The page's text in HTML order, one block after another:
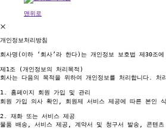
맨위로
개인정보처리방침
회사명(이하 ‘회사’라 한다)는 개인정보 보호법 제30조
제1조 (개인정보의 처리목적)
회사는 다음의 목적을 위하여 개인정보를 처리합니다.
1. 홈페이지 회원 가입 및 관리
회원 가입 의사 확인, 회원제 서비스 제공에 따른 본인
2. 재화 또는 서비스 제공
물품 배송, 서비스 제공, 계약서 및 청구서 발송, 콘텐